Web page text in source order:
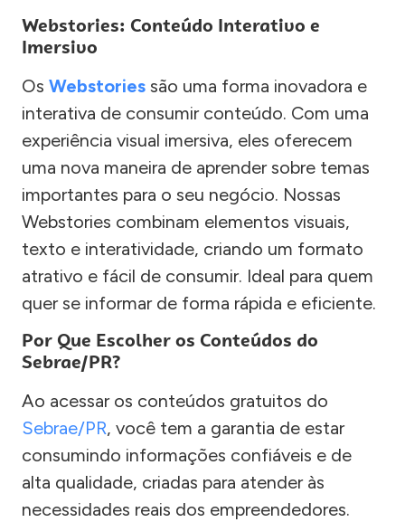
Webstories: Conteúdo Interativo e
Imersivo
Os Webstories são uma forma inovadora e
interativa de consumir conteúdo. Com uma
experiência visual imersiva, eles oferecem
uma nova maneira de aprender sobre temas
importantes para o seu negócio. Nossas
Webstories combinam elementos visuais,
texto e interatividade, criando um formato
atrativo e fácil de consumir. Ideal para quem
quer se informar de forma rápida e eficiente.
Por Que Escolher os Conteúdos do
Sebrae/PR?
Ao acessar os conteúdos gratuitos do
Sebrae/PR, você tem a garantia de estar
consumindo informações confiáveis e de
alta qualidade, criadas para atender às
necessidades reais dos empreendedores.